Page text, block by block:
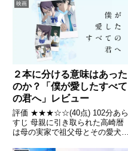
映画
２本に分ける意味はあった
のか？「僕が愛したすべて
の君へ」レビュー
評価 ★★★☆☆(40点) 102分あら
すじ 母親に引き取られた高崎暦
は母の実家で祖父母とその愛犬の